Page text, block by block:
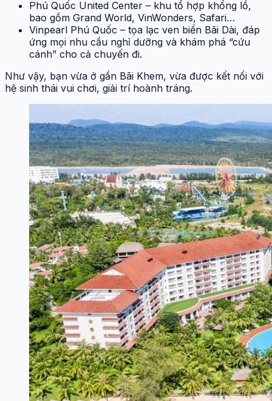
Phú Quốc United Center – khu tổ hợp khổng lồ,
bao gồm Grand World, VinWonders, Safari…
Vinpearl Phú Quốc – tọa lạc ven biển Bãi Dài, đáp
ứng mọi nhu cầu nghỉ dưỡng và khám phá “cứu
cánh” cho cả chuyến đi.
Như vậy, bạn vừa ở gần Bãi Khem, vừa được kết nối với
hệ sinh thái vui chơi, giải trí hoành tráng.